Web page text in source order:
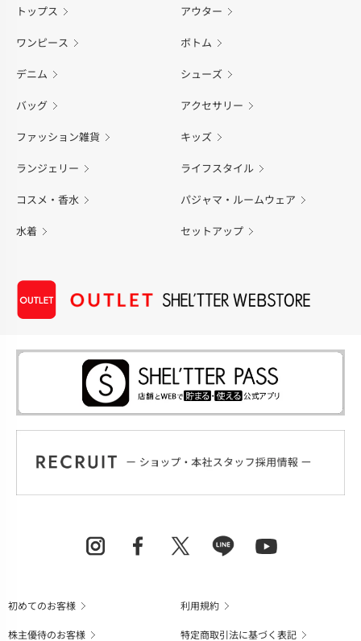
トップス アウター
ワンピース ボトム
デニム シューズ
バッグ アクセサリー
ファッション雑貨 キッズ
ランジェリー ライフスタイル
コスメ・香水 パジャマ・ルームウェア
水着 セットアップ
初めてのお客様
利用規約
株主優待のお客様
特定商取引法に基づく表記